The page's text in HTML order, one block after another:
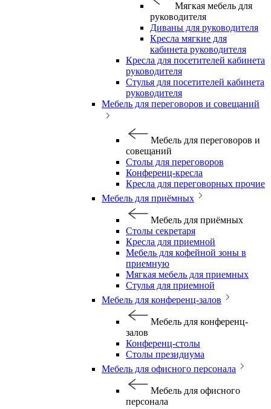
Мягкая мебель для
руководителя
Диваны для руководителя
Кресла мягкие для
кабинета руководителя
Кресла для посетителей кабинета
руководителя
Стулья для посетителей кабинета
руководителя
Мебель для переговоров и совещаний
Мебель для переговоров и
совещаний
Столы для переговоров
Конференц-кресла
Кресла для переговорных прочие
Мебель для приёмных
Мебель для приёмных
Столы секретаря
Кресла для приемной
Мебель для кофейной зоны в
приемную
Мягкая мебель для приемных
Стулья для приемной
Мебель для конференц-залов
Мебель для конференц-
залов
Конференц-столы
Столы президиума
Мебель для офисного персонала
Мебель для офисного
персонала